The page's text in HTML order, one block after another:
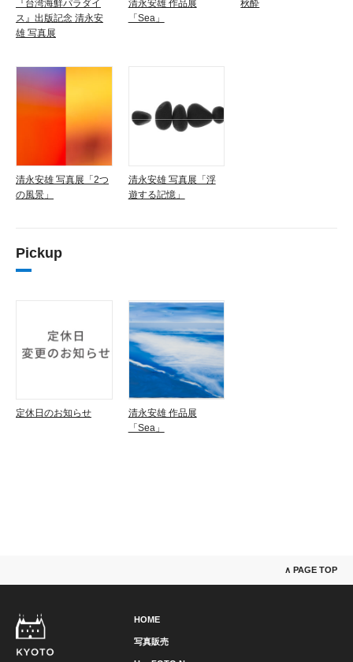
『台湾海鮮パラダイ
ス』出版記念 清永安
雄 写真展
清永安雄 作品展
「Sea」
秋酔
清永安雄 写真展「2つ
の風景」
清永安雄 写真展「浮
遊する記憶」
Pickup
定休日のお知らせ
清永安雄 作品展
「Sea」
∧ PAGE TOP
HOME
写真販売